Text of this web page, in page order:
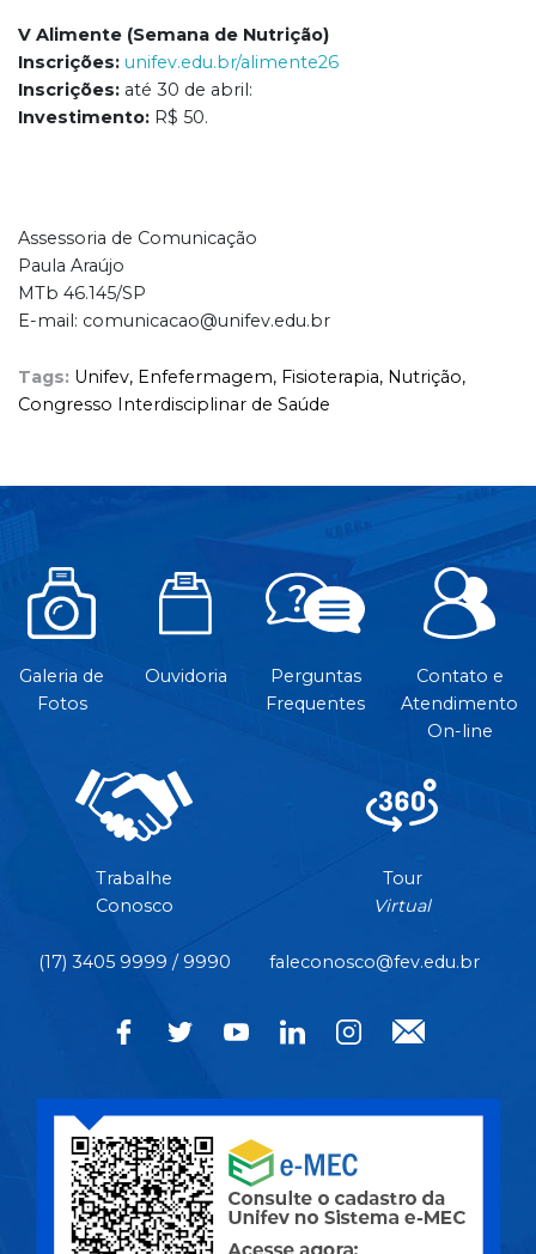
V Alimente (Semana de Nutrição)
Inscrições: unifev.edu.br/alimente26
Inscrições: até 30 de abril:
Investimento: R$ 50.
Assessoria de Comunicação
Paula Araújo
MTb 46.145/SP
E-mail: comunicacao@unifev.edu.br
Tags: Unifev, Enfefermagem, Fisioterapia, Nutrição,
Congresso Interdisciplinar de Saúde
Galeria de
Fotos
Ouvidoria
Perguntas
Frequentes
Contato e
Atendimento
On-line
Trabalhe
Conosco
Tour
Virtual
(17) 3405 9999 / 9990 faleconosco@fev.edu.br